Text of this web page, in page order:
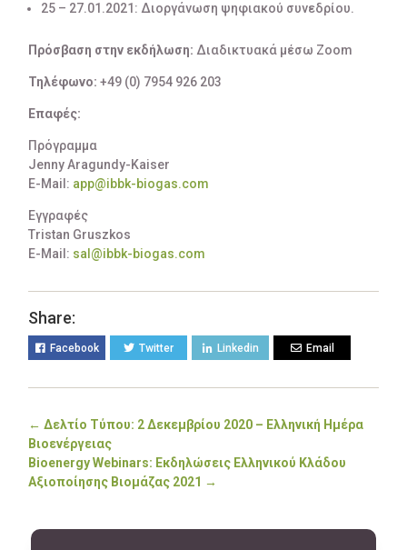
25 – 27.01.2021: Διοργάνωση ψηφιακού συνεδρίου.
Πρόσβαση στην εκδήλωση: Διαδικτυακά μέσω Zoom
Τηλέφωνο:+49 (0) 7954 926 203
Επαφές:
Πρόγραμμα
Jenny Aragundy-Kaiser
E-Mail: app@ibbk-biogas.com
Εγγραφές
Tristan Gruszkos
E-Mail: sal@ibbk-biogas.com
Share:
Facebook Twitter Linkedin Email
← Δελτίο Τύπου: 2 Δεκεμβρίου 2020 – Ελληνική Ημέρα
Βιοενέργειας
Bioenergy Webinars: Εκδηλώσεις Ελληνικού Κλάδου
Αξιοποίησης Βιομάζας 2021 →